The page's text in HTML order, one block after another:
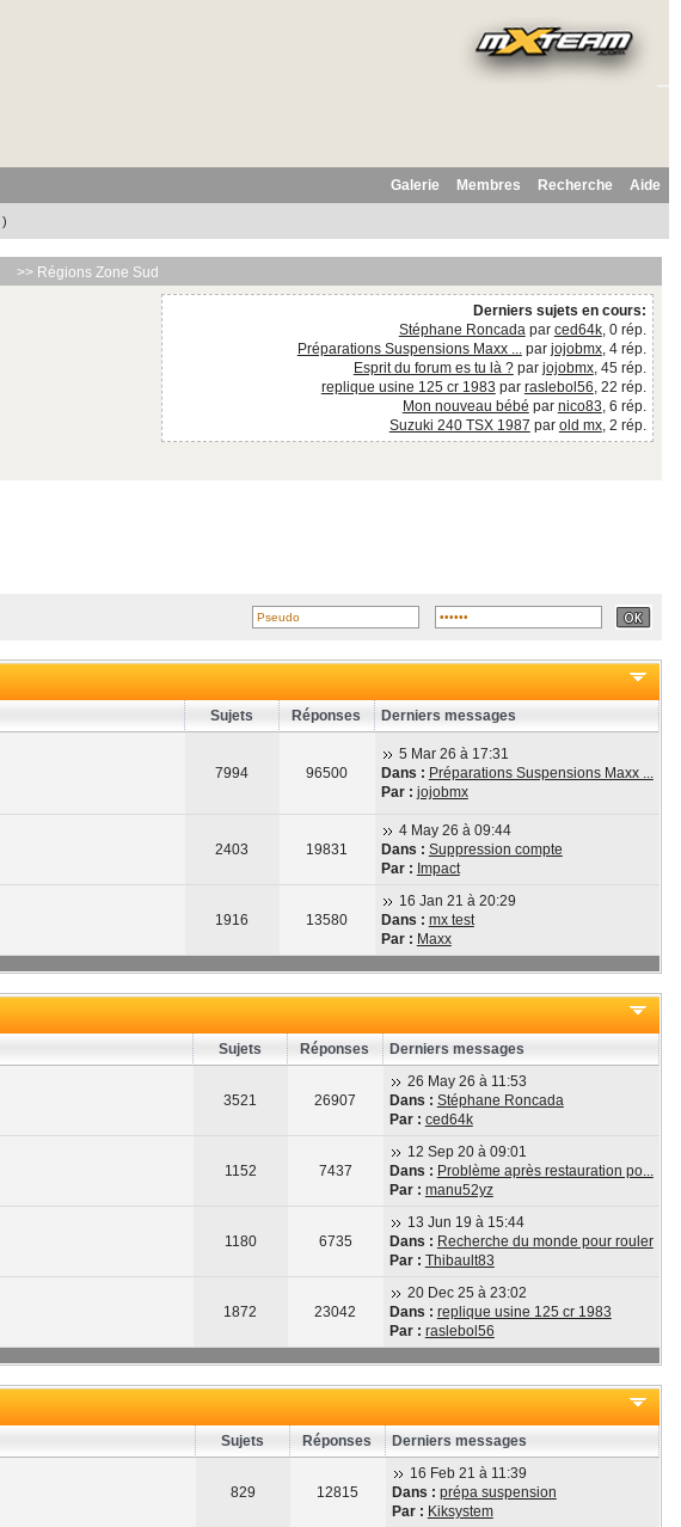
Aide
Recherche
Membres
Galerie
)
>> Régions Zone Sud
Derniers sujets en cours:
Stéphane Roncadapar ced64k, 0 rép.
Préparations Suspensions Maxx ...par jojobmx, 4 rép.
Esprit du forum es tu là ?par jojobmx, 45 rép.
replique usine 125 cr 1983 par raslebol56, 22 rép.
Mon nouveau bébé par nico83, 6 rép.
Suzuki 240 TSX 1987 par old mx, 2 rép.
Sujets Réponses
Derniers messages
7994 96500
5 Mar 26 à 17:31
Dans : Préparations Suspensions Maxx ...
Par : jojobmx
2403 19831
4 May 26 à 09:44
Dans : Suppression compte
Par : Impact
1916 13580
16 Jan 21 à 20:29
Dans : mx test
Par : Maxx
Sujets Réponses Derniers messages
3521 26907
26 May 26 à 11:53
Dans : Stéphane Roncada
Par : ced64k
1152 7437
12 Sep 20 à 09:01
Dans : Problème après restauration po...
Par : manu52yz
1180 6735
13 Jun 19 à 15:44
Dans : Recherche du monde pour rouler
Par : Thibault83
1872 23042
20 Dec 25 à 23:02
Dans : replique usine 125 cr 1983
Par : raslebol56
Sujets Réponses Derniers messages
829 12815
16 Feb 21 à 11:39
Dans : prépa suspension
Par : Kiksystem